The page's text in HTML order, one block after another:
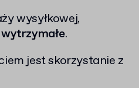
wysyłkowej,
.
jest skorzystanie z